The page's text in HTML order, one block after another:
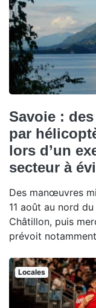
Savoie :
par
lors d’un
secteur à
Des manœuvres
11 août au nord
Châtillon, puis
prévoit
Locales